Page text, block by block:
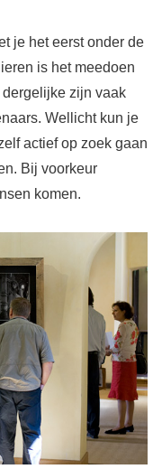
je het eerst onder de
is het meedoen
zijn vaak
Wellicht kun je
actief op zoek gaan
Bij voorkeur
komen.